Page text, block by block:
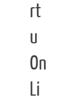
rt
u
On
Li